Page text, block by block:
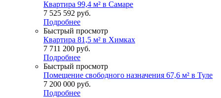
Квартира 99,4 м² в Самаре
7 525 592 руб.
Подробнее
Быстрый просмотр
Квартира 81,5 м² в Химках
7 711 200 руб.
Подробнее
Быстрый просмотр
Помещение свободного назначения 67,6 м² в Туле
7 200 000 руб.
Подробнее